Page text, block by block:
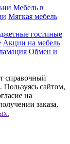
Мебель в
Мягкая мебель
гостиные
Акции на мебель
Обмен и
справочный
Пользуясь сайтом,
на
заказа,